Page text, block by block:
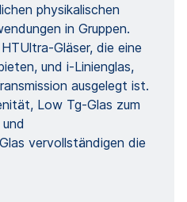
physikalischen
in Gruppen.
Gläser, die eine
und i-Linienglas,
ausgelegt ist.
Low Tg-Glas zum
vervollständigen die